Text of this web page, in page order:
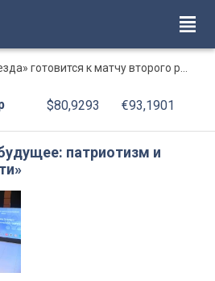
к матчу второго раунда «Пути регионов» Кубка России
$80,9293 €93,1901
патриотизм и